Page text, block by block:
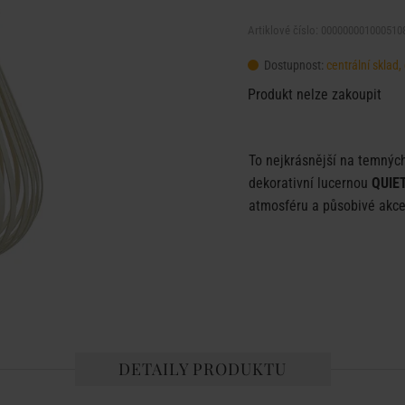
Dostupnost: centrální
Produkt nelze zakoupit
To nejkrásnější na
dekorativní lucernou
atmosféru a působivé
DETAILY PRODUKTU